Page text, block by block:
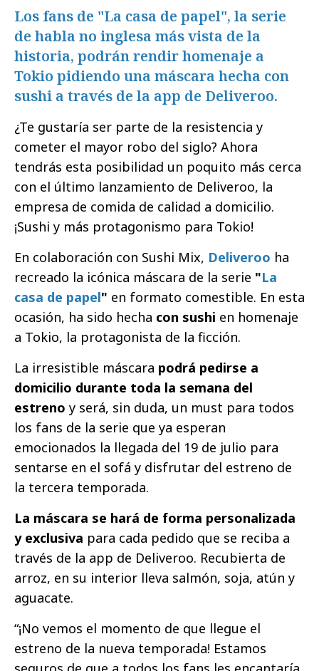
Los fans de "La casa de papel", la serie
de habla no inglesa más vista de la
historia, podrán rendir homenaje a
Tokio pidiendo una máscara hecha con
sushi a través de la app de Deliveroo.
¿Te gustaría ser parte de la resistencia y
cometer el mayor robo del siglo? Ahora
tendrás esta posibilidad un poquito más cerca
con el último lanzamiento de Deliveroo, la
empresa de comida de calidad a domicilio.
¡Sushi y más protagonismo para Tokio!
En colaboración con Sushi Mix, Deliveroo ha
recreado la icónica máscara de la serie "La
casa de papel" en formato comestible. En esta
ocasión, ha sido hecha con sushi en homenaje
a Tokio, la protagonista de la ficción.
La irresistible máscara podrá pedirse a
domicilio durante toda la semana del
estreno y será, sin duda, un must para todos
los fans de la serie que ya esperan
emocionados la llegada del 19 de julio para
sentarse en el sofá y disfrutar del estreno de
la tercera temporada.
La máscara se hará de forma personalizada
y exclusiva para cada pedido que se reciba a
través de la app de Deliveroo. Recubierta de
arroz, en su interior lleva salmón, soja, atún y
aguacate.
“¡No vemos el momento de que llegue el
estreno de la nueva temporada! Estamos